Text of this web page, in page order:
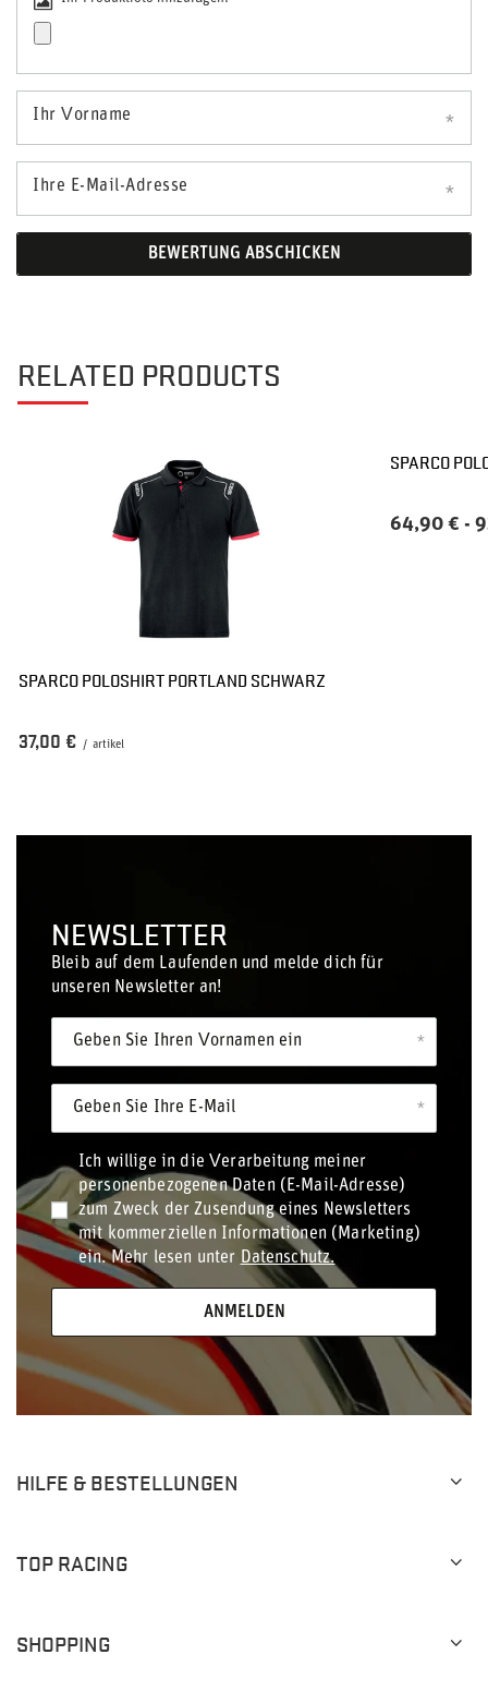
Ihr Vorname
Ihre E-Mail-Adresse
BEWERTUNG ABSCHICKEN
RELATED PRODUCTS
SPARCO POLOSHIRT PORTLAND SCHWARZ
37,00 € / artikel
SPARCO
64,90 € -
NEWSLETTER
Bleib auf dem Laufenden und melde dich für
unseren Newsletter an!
Geben Sie Ihren Vornamen ein
Geben Sie Ihre E-Mail
Ich willige in die Verarbeitung meiner
personenbezogenen Daten (E-Mail-Adresse)
zum Zweck der Zusendung eines Newsletters
mit kommerziellen Informationen (Marketing)
ein. Mehr lesen unter Datenschutz.
ANMELDEN
HILFE & BESTELLUNGEN
TOP RACING
SHOPPING